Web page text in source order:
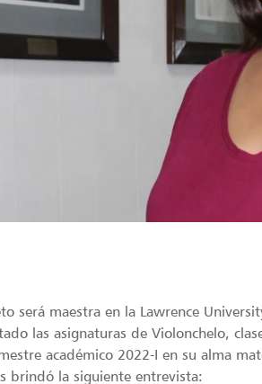
será maestra en la Lawrence
las asignaturas de Violonchelo,
académico 2022-I en su alma
brindó la siguiente entrevista: